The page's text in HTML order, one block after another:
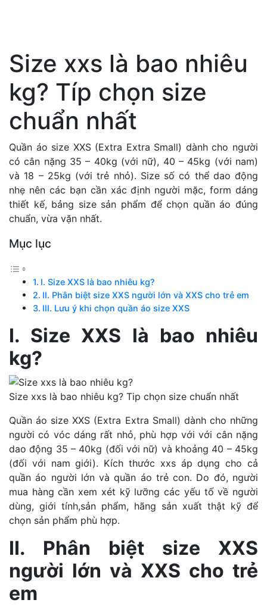
Size xxs là bao nhiêu
kg? Típ chọn size
chuẩn nhất
Quần áo size XXS (Extra Extra Small) dành cho người
có cân nặng 35 – 40kg (với nữ), 40 – 45kg (với nam)
và 18 – 25kg (với trẻ nhỏ). Size số có thể dao động
nhẹ nên các bạn cần xác định người mặc, form dáng
thiết kế, bảng size sản phẩm để chọn quần áo đúng
chuẩn, vừa vặn nhất.
Mục lục
I. Size XXS là bao nhiêu kg?
II. Phân biệt size XXS người lớn và XXS cho trẻ em
III. Lưu ý khi chọn quần áo size XXS
I. Size XXS là bao nhiêu
kg?
Size xxs là bao nhiêu kg? Tip chọn size chuẩn nhất
Quần áo size XXS (Extra Extra Small) dành cho những
người có vóc dáng rất nhỏ, phù hợp với với cân nặng
dao động 35 – 40kg (đối với nữ) và khoảng 40 – 45kg
(đối với nam giới). Kích thước xxs áp dụng cho cả
quần áo người lớn và quần áo trẻ con. Do đó, người
mua hàng cần xem xét kỹ lưỡng các yếu tố về người
dùng, giới tính,sản phẩm, hãng sản xuất thật kỹ để
chọn sản phẩm phù hợp.
II. Phân biệt size XXS
người lớn và XXS cho trẻ
em